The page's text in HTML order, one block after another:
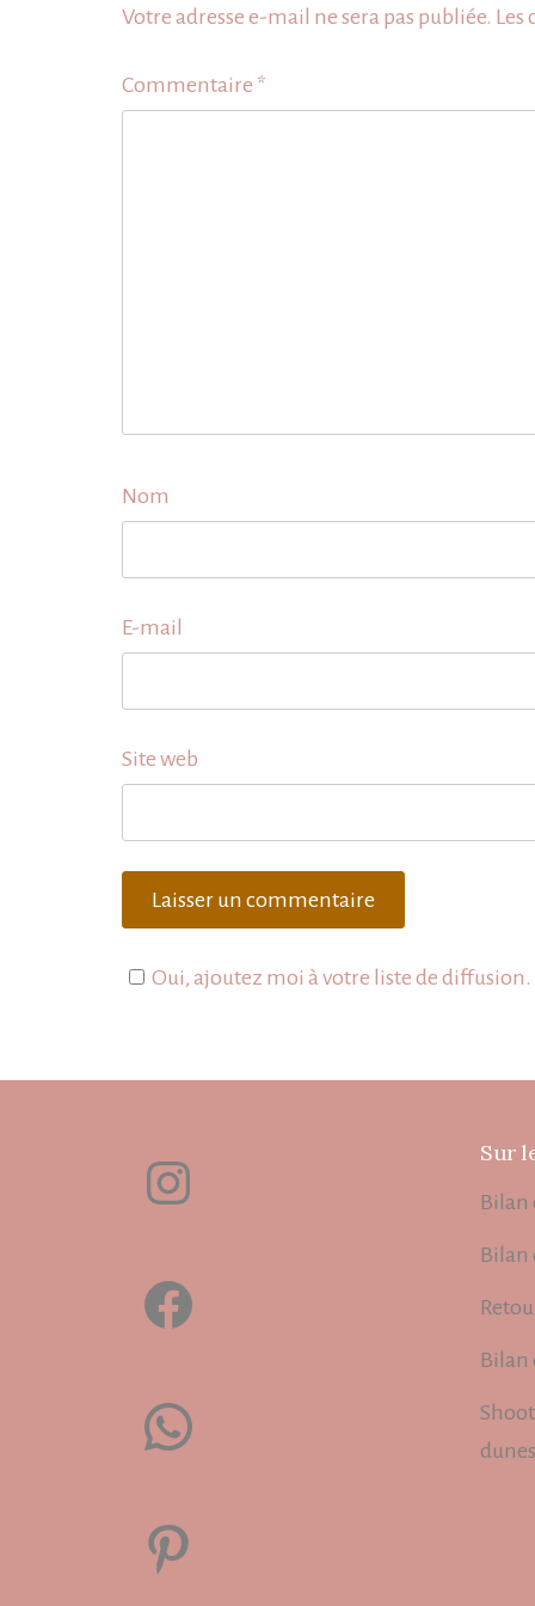
Votre adresse e-mail ne sera pas publiée. Les
Commentaire *
Nom
E-mail
Site web
Oui, ajoutez moi à votre liste de diffusion.
Instagram
Facebook
WhatsApp
Pinterest
Sur
Bilan
Bilan
Bilan
dunes